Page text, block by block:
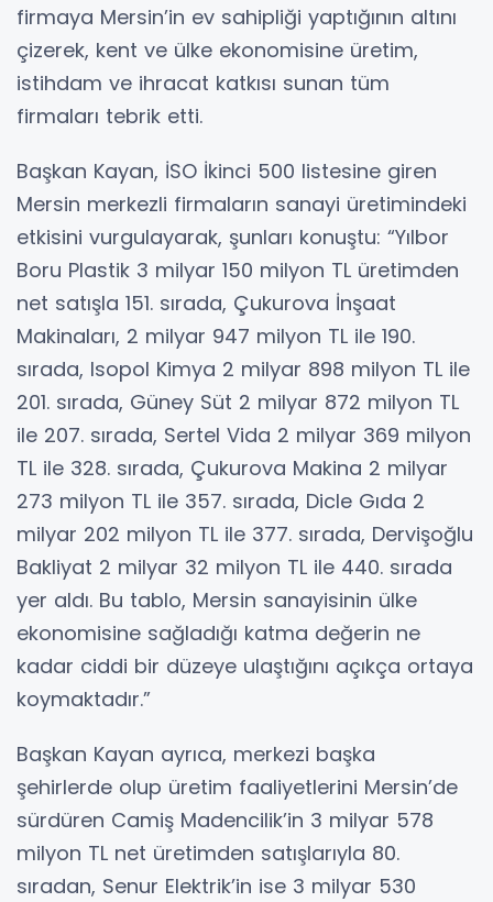
firmaya Mersin’in ev sahipliği yaptığının altını
çizerek, kent ve ülke ekonomisine üretim,
istihdam ve ihracat katkısı sunan tüm
firmaları tebrik etti.
Başkan Kayan, İSO İkinci 500 listesine giren
Mersin merkezli firmaların sanayi üretimindeki
etkisini vurgulayarak, şunları konuştu: “Yılbor
Boru Plastik 3 milyar 150 milyon TL üretimden
net satışla 151. sırada, Çukurova İnşaat
Makinaları, 2 milyar 947 milyon TL ile 190.
sırada, Isopol Kimya 2 milyar 898 milyon TL ile
201. sırada, Güney Süt 2 milyar 872 milyon TL
ile 207. sırada, Sertel Vida 2 milyar 369 milyon
TL ile 328. sırada, Çukurova Makina 2 milyar
273 milyon TL ile 357. sırada, Dicle Gıda 2
milyar 202 milyon TL ile 377. sırada, Dervişoğlu
Bakliyat 2 milyar 32 milyon TL ile 440. sırada
yer aldı. Bu tablo, Mersin sanayisinin ülke
ekonomisine sağladığı katma değerin ne
kadar ciddi bir düzeye ulaştığını açıkça ortaya
koymaktadır.”
Başkan Kayan ayrıca, merkezi başka
şehirlerde olup üretim faaliyetlerini Mersin’de
sürdüren Camiş Madencilik’in 3 milyar 578
milyon TL net üretimden satışlarıyla 80.
sıradan, Senur Elektrik’in ise 3 milyar 530